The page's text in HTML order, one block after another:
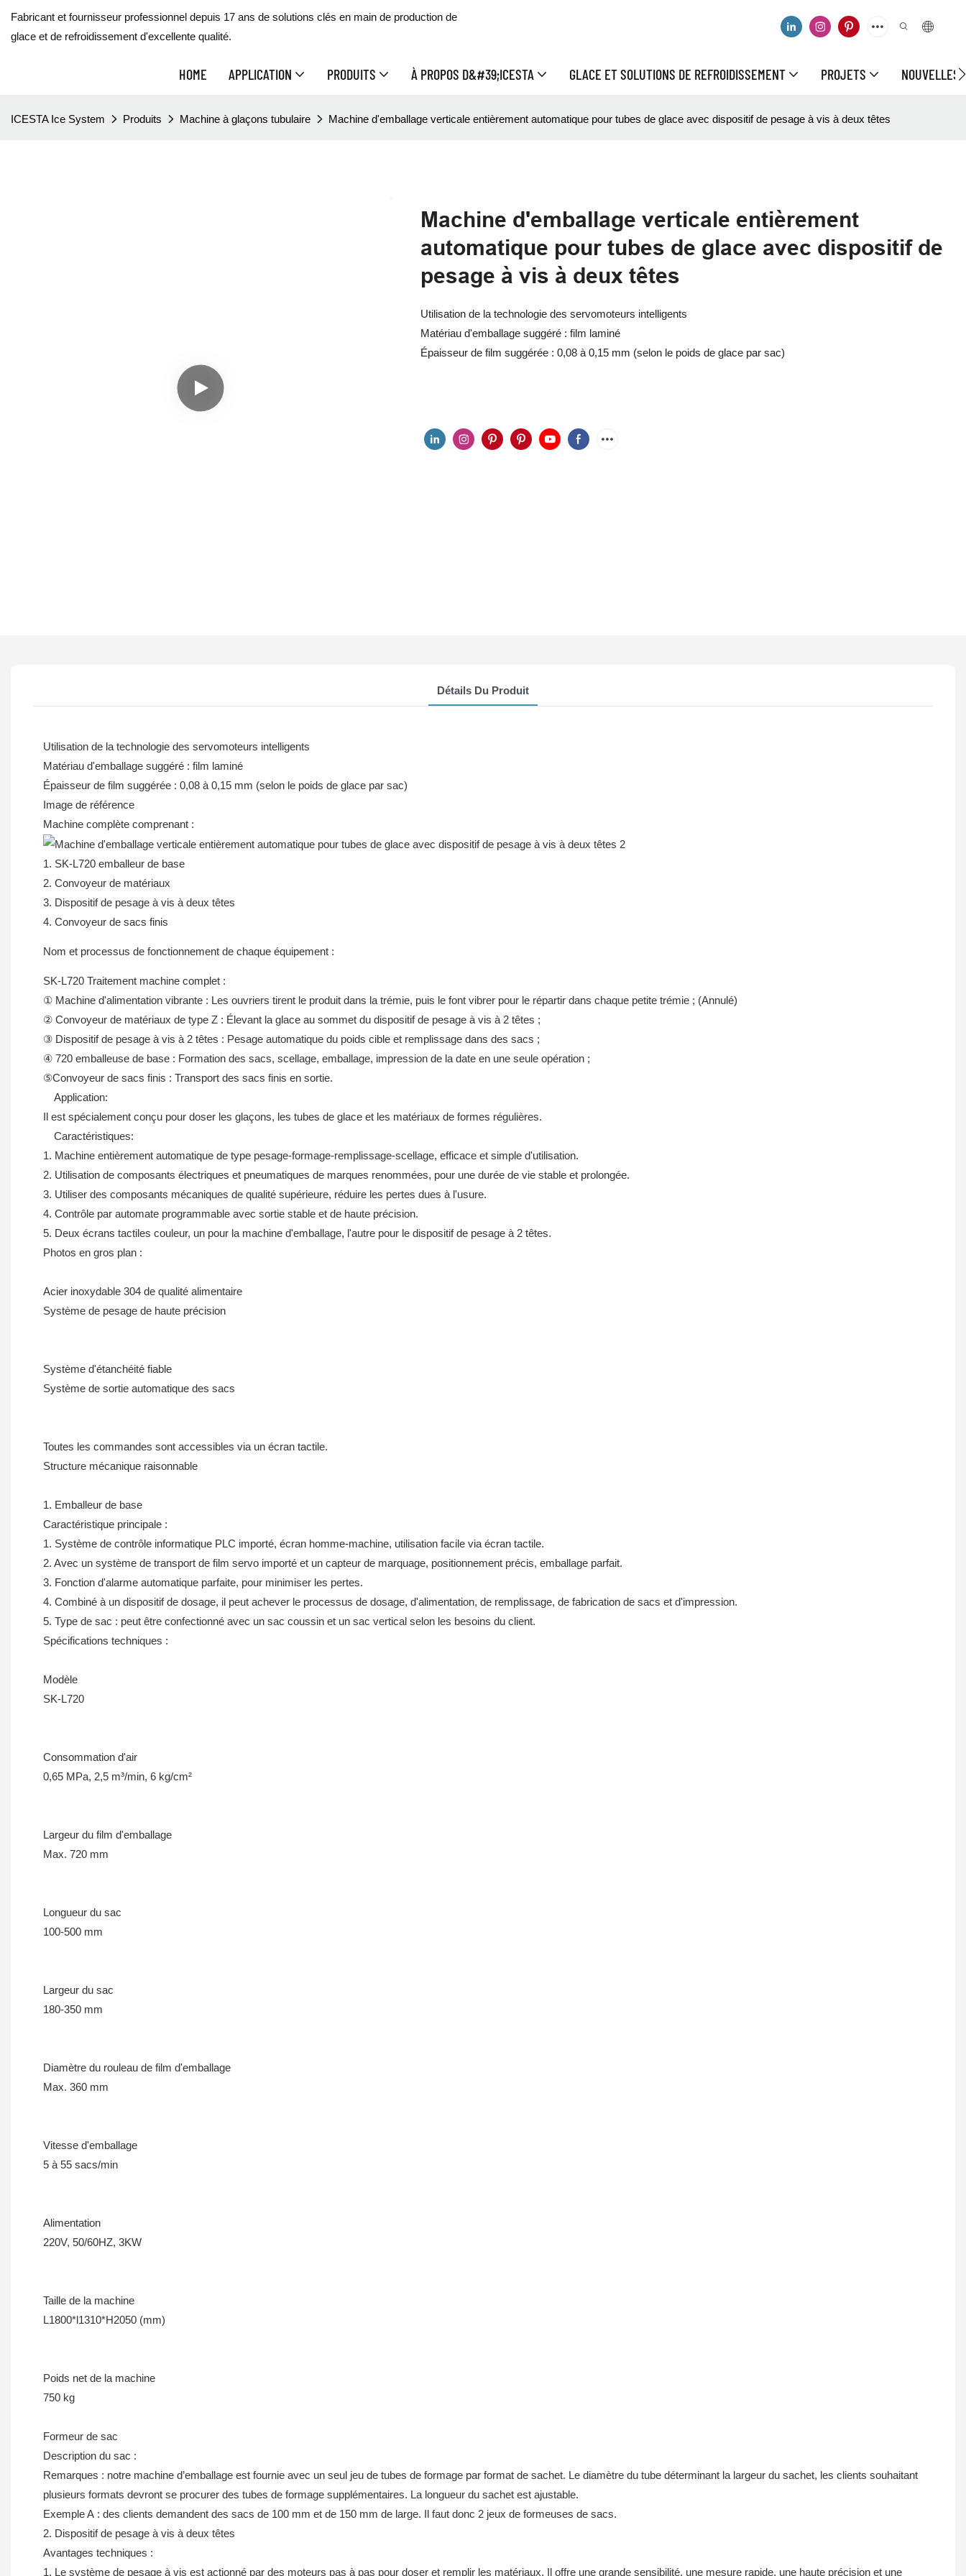
Fabricant et fournisseur professionnel depuis 17 ans de solutions clés en main de production de
glace et de refroidissement d'excellente qualité.
HOME APPLICATION PRODUITS À PROPOS D&#39;ICESTA GLACE ET SOLUTIONS DE REFROIDISSEMENT PROJETS NOUVELLES
ICESTA Ice System Produits Machine à glaçons tubulaire Machine d'emballage verticale entièrement automatique pour tubes de glace avec dispositif de pesage à vis à deux têtes
Machine d'emballage verticale entièrement
automatique pour tubes de glace avec dispositif de
pesage à vis à deux têtes
Utilisation de la technologie des servomoteurs intelligents
Matériau d'emballage suggéré : film laminé
Épaisseur de film suggérée : 0,08 à 0,15 mm (selon le poids de glace par sac)
Détails Du Produit
Utilisation de la technologie des servomoteurs intelligents
Matériau d'emballage suggéré : film laminé
Épaisseur de film suggérée : 0,08 à 0,15 mm (selon le poids de glace par sac)
Image de référence
Machine complète comprenant :
1. SK-L720 emballeur de base
2. Convoyeur de matériaux
3. Dispositif de pesage à vis à deux têtes
4. Convoyeur de sacs finis
Nom et processus de fonctionnement de chaque équipement :
SK-L720 Traitement machine complet :
① Machine d'alimentation vibrante : Les ouvriers tirent le produit dans la trémie, puis le font vibrer pour le répartir dans chaque petite trémie ; (Annulé)
② Convoyeur de matériaux de type Z : Élevant la glace au sommet du dispositif de pesage à vis à 2 têtes ;
③ Dispositif de pesage à vis à 2 têtes : Pesage automatique du poids cible et remplissage dans des sacs ;
④ 720 emballeuse de base : Formation des sacs, scellage, emballage, impression de la date en une seule opération ;
⑤Convoyeur de sacs finis : Transport des sacs finis en sortie.
Application:
Il est spécialement conçu pour doser les glaçons, les tubes de glace et les matériaux de formes régulières.
Caractéristiques:
1. Machine entièrement automatique de type pesage-formage-remplissage-scellage, efficace et simple d'utilisation.
2. Utilisation de composants électriques et pneumatiques de marques renommées, pour une durée de vie stable et prolongée.
3. Utiliser des composants mécaniques de qualité supérieure, réduire les pertes dues à l'usure.
4. Contrôle par automate programmable avec sortie stable et de haute précision.
5. Deux écrans tactiles couleur, un pour la machine d'emballage, l'autre pour le dispositif de pesage à 2 têtes.
Photos en gros plan :
Acier inoxydable 304 de qualité alimentaire
Système de pesage de haute précision
Système d'étanchéité fiable
Système de sortie automatique des sacs
Toutes les commandes sont accessibles via un écran tactile.
Structure mécanique raisonnable
1. Emballeur de base
Caractéristique principale :
1. Système de contrôle informatique PLC importé, écran homme-machine, utilisation facile via écran tactile.
2. Avec un système de transport de film servo importé et un capteur de marquage, positionnement précis, emballage parfait.
3. Fonction d'alarme automatique parfaite, pour minimiser les pertes.
4. Combiné à un dispositif de dosage, il peut achever le processus de dosage, d'alimentation, de remplissage, de fabrication de sacs et d'impression.
5. Type de sac : peut être confectionné avec un sac coussin et un sac vertical selon les besoins du client.
Spécifications techniques :
Modèle
SK-L720
Consommation d'air
0,65 MPa, 2,5 m³/min, 6 kg/cm²
Largeur du film d'emballage
Max. 720 mm
Longueur du sac
100-500 mm
Largeur du sac
180-350 mm
Diamètre du rouleau de film d'emballage
Max. 360 mm
Vitesse d'emballage
5 à 55 sacs/min
Alimentation
220V, 50/60HZ, 3KW
Taille de la machine
L1800*l1310*H2050 (mm)
Poids net de la machine
750 kg
Formeur de sac
Description du sac :
Remarques : notre machine d’emballage est fournie avec un seul jeu de tubes de formage par format de sachet. Le diamètre du tube déterminant la largeur du sachet, les clients souhaitant
plusieurs formats devront se procurer des tubes de formage supplémentaires. La longueur du sachet est ajustable.
Exemple A : des clients demandent des sacs de 100 mm et de 150 mm de large. Il faut donc 2 jeux de formeuses de sacs.
2. Dispositif de pesage à vis à deux têtes
Avantages techniques :
1. Le système de pesage à vis est actionné par des moteurs pas à pas pour doser et remplir les matériaux. Il offre une grande sensibilité, une mesure rapide, une haute précision et une